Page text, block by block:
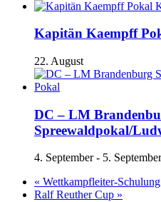
Kapitän Kaempff
22. August
DC – LM
Spreewaldpokal/
4. September- 5. September
« Wettkampfleiter-Schulung
Ralf Reuther Cup »